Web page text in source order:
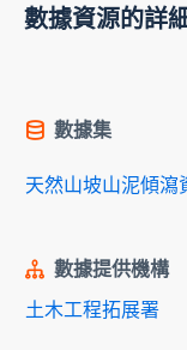
數據資源的詳
數據集
天然山坡山泥傾瀉
數據提供機構
土木工程拓展署